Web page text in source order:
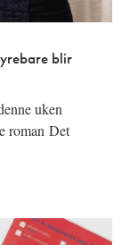
blir
uken
roman Det